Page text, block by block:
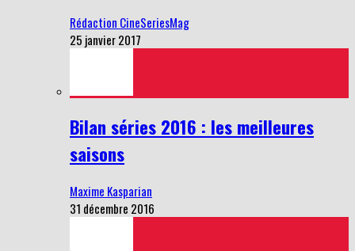
Rédaction CineSeriesMag
25 janvier 2017
Bilan séries 2016 : les meilleures
saisons
Maxime Kasparian
31 décembre 2016